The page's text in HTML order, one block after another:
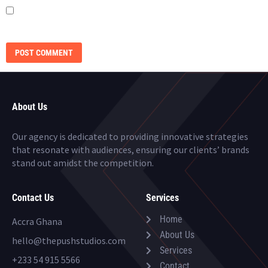
About Us
Our agency is dedicated to providing innovative strategies
that resonate with audiences, ensuring our clients’ brands
stand out amidst the competition.
Contact Us
Accra Ghana
hello@thepushstudios.com
+233 54 915 5566
Services
Home
About Us
Services
Contact